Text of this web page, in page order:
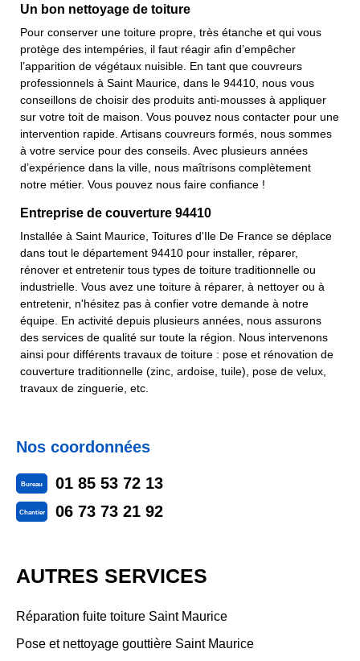
Un bon nettoyage de toiture
Pour conserver une toiture propre, très étanche et qui vous
protège des intempéries, il faut réagir afin d’empêcher
l’apparition de végétaux nuisible. En tant que couvreurs
professionnels à Saint Maurice, dans le 94410, nous vous
conseillons de choisir des produits anti-mousses à appliquer
sur votre toit de maison. Vous pouvez nous contacter pour une
intervention rapide. Artisans couvreurs formés, nous sommes
à votre service pour des conseils. Avec plusieurs années
d’expérience dans la ville, nous maîtrisons complètement
notre métier. Vous pouvez nous faire confiance !
Entreprise de couverture 94410
Installée à Saint Maurice, Toitures d'Ile De France se déplace
dans tout le département 94410 pour installer, réparer,
rénover et entretenir tous types de toiture traditionnelle ou
industrielle. Vous avez une toiture à réparer, à nettoyer ou à
entretenir, n'hésitez pas à confier votre demande à notre
équipe. En activité depuis plusieurs années, nous assurons
des services de qualité sur toute la région. Nous intervenons
ainsi pour différents travaux de toiture : pose et rénovation de
couverture traditionnelle (zinc, ardoise, tuile), pose de velux,
travaux de zinguerie, etc.
Nos coordonnées
Bureau 01 85 53 72 13
Chantier 06 73 73 21 92
AUTRES SERVICES
Réparation fuite toiture Saint Maurice
Pose et nettoyage gouttière Saint Maurice